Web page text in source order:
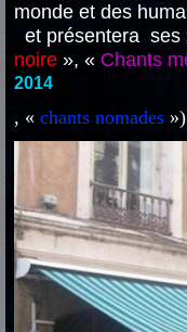
monde et des
et présentera
noire », « Chants
2014
, « chants nomades »)